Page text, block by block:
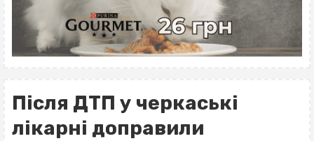
Після ДТП у черкаські
лікарні доправили